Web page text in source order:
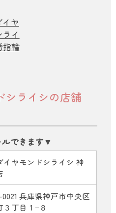
シライシの店舗
イヤモンドシライシ 神
0021 兵庫県神戸市中央区
３丁目１−８